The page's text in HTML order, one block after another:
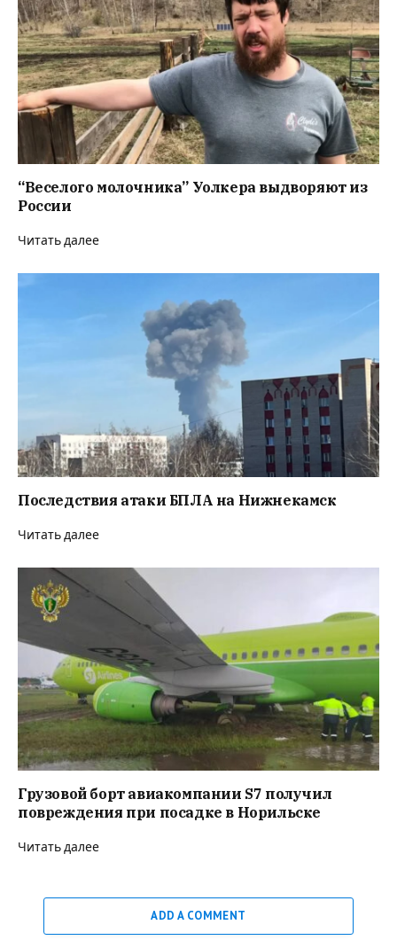
“Веселого молочника” Уолкера выдворяют из
России
Читать далее
Последствия атаки БПЛА на Нижнекамск
Читать далее
Грузовой борт авиакомпании S7 получил
повреждения при посадке в Норильске
Читать далее
ADD A COMMENT